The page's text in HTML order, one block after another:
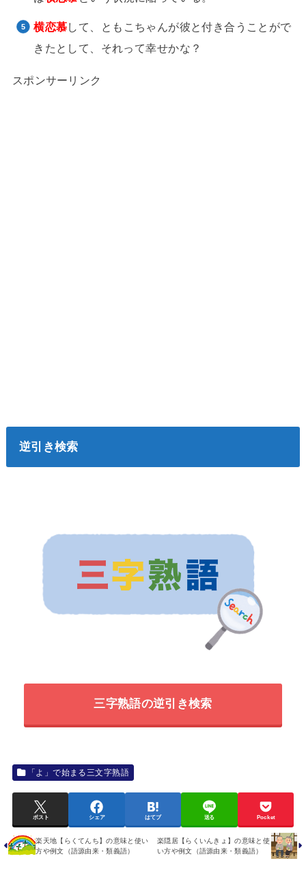
横恋慕して、ともこちゃんが彼と付き合うことがで
きたとして、それって幸せかな？
スポンサーリンク
逆引き検索
三字熟語の逆引き検索
「よ」で始まる三文字熟語
ポスト シェア はてブ 送る Pocket
楽天地【らくてんち】の意味と使い
方や例文（語源由来・類義語）
楽隠居【らくいんきょ】の意味と使
い方や例文（語源由来・類義語）